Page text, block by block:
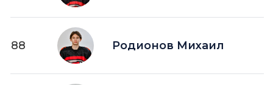
88 Родионов Михаил